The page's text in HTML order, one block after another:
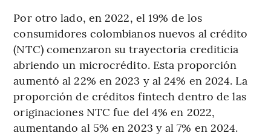
Por otro lado, en 2022, el 19% de los
consumidores colombianos nuevos al crédito
(NTC) comenzaron su trayectoria crediticia
abriendo un microcrédito. Esta proporción
aumentó al 22% en 2023 y al 24% en 2024. La
proporción de créditos fintech dentro de las
originaciones NTC fue del 4% en 2022,
aumentando al 5% en 2023 y al 7% en 2024.